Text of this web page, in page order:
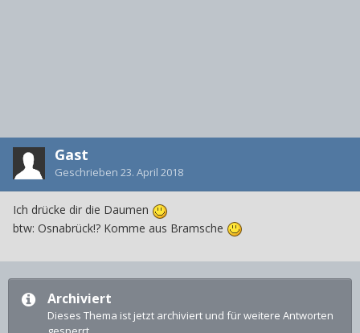
Gast
Geschrieben 23. April 2018
Ich drücke dir die Daumen
btw: Osnabrück!? Komme aus Bramsche
Archiviert
Dieses Thema ist jetzt archiviert und für weitere Antworten